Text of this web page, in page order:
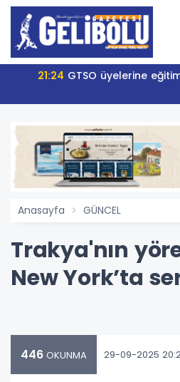
21:24 GTSO üyelerine
Anasayfa GÜNCEL
Trakya'nın
New York’ta
446 OKUNMA 29-09-2025